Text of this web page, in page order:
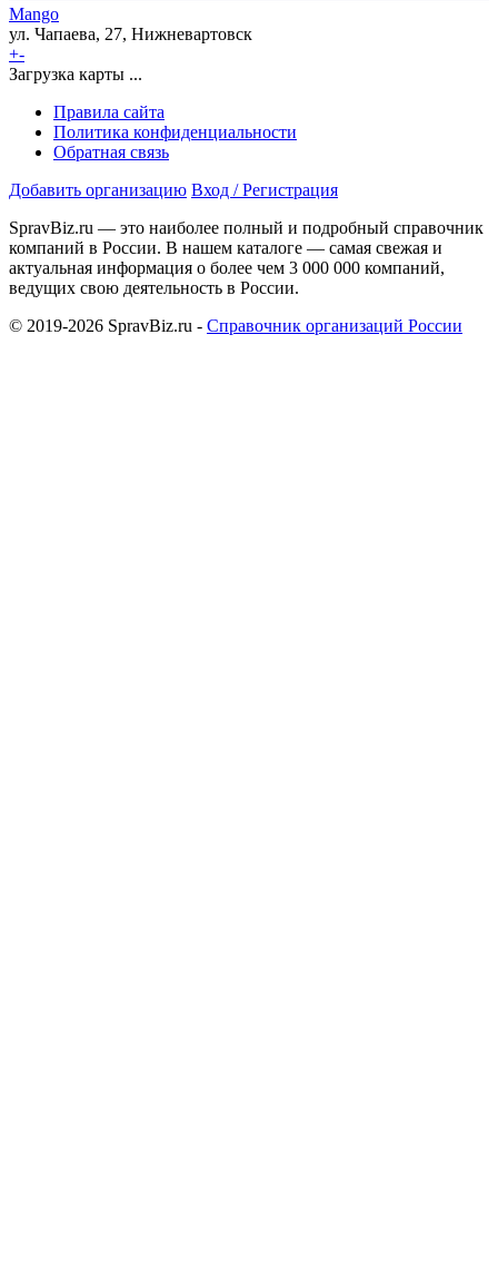
Mango
ул. Чапаева, 27, Нижневартовск
+-
Загрузка карты ...
Правила сайта
Политика конфиденциальности
Обратная связь
Добавить организацию Вход / Регистрация
SpravBiz.ru — это наиболее полный и подробный справочник
компаний в России. В нашем каталоге — самая свежая и
актуальная информация о более чем 3 000 000 компаний,
ведущих свою деятельность в России.
© 2019-2026 SpravBiz.ru - Справочник организаций России